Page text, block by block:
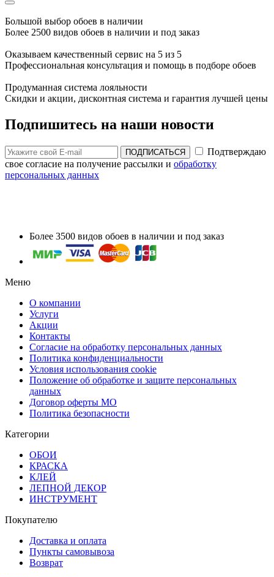
Большой выбор обоев в наличии
Более 2500 видов обоев в наличии и под заказ
Оказываем качественный сервис на 5 из 5
Профессиональная консультация и помощь в подборе обоев
Продуманная система лояльности
Скидки и акции, дисконтная система и гарантия лучшей цены
Подпишитесь на наши новости
ПОДПИСАТЬСЯ
Подтверждаю
свое согласие на получение рассылки и обработку
персональных данных
Более 3500 видов обоев в наличии и под заказ
Меню
О компании
Услуги
Акции
Контакты
Согласие на обработку персональных данных
Политика конфиденциальности
Условия использования cookie
Положение об обработке и защите персональных
данных
Договор оферты МО
Политика безопасности
Категории
ОБОИ
КРАСКА
КЛЕЙ
ЛЕПНОЙ ДЕКОР
ИНСТРУМЕНТ
Покупателю
Доставка и оплата
Пункты самовывоза
Возврат